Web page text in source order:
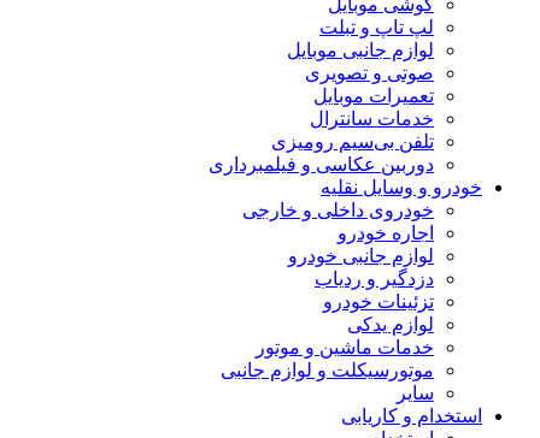
گوشی موبایل
لپ تاپ و تبلت
لوازم جانبی موبایل
صوتی و تصویری
تعمیرات موبایل
خدمات سانترال
تلفن بی‌سیم رومیزی
دوربین عکاسی و فیلمبرداری
خودرو و وسایل نقلیه
خودروی داخلی و خارجی
اجاره خودرو
لوازم جانبی خودرو
دزدگیر و ردیاب
تزئینات خودرو
لوازم یدکی
خدمات ماشین و موتور
موتورسیکلت و لوازم جانبی
سایر
استخدام و کاریابی